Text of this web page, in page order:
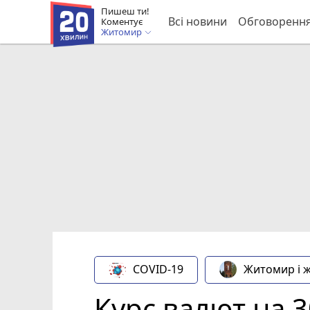
Пишеш ти!
Коментує
Житомир
Всі новини
COVID-19 Житомир і